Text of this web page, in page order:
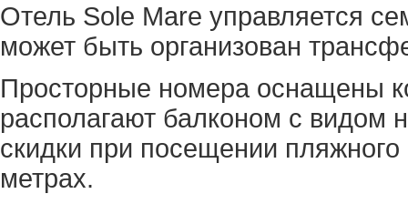
Отель Sole Mare управляется
может быть организован
Просторные номера оснащены
располагают балконом с видом
скидки при посещении
метрах.